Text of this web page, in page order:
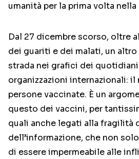
umanità per la prima volta nella
Dal 27 dicembre scorso, oltre
dei guariti e dei malati, un
strada nei grafici dei
organizzazioni internazionali: il
persone vaccinate. È un
questo dei vaccini, per
quali anche legati alla fragilità
dell’informazione, che non
di essere impermeabile alle